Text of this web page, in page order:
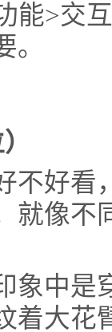
能>交
不好看
就像不
象中
着大花